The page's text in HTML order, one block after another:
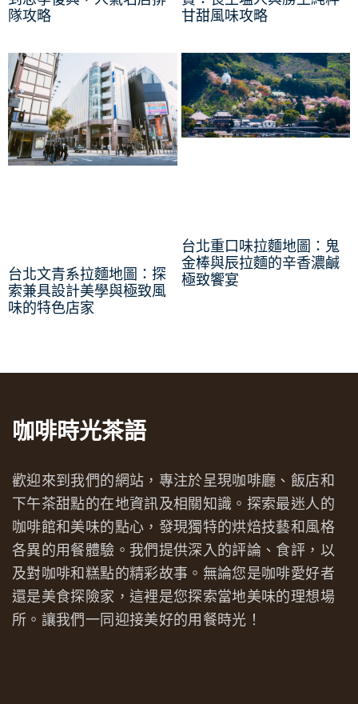
隊攻略
甘甜風味攻略
台北文青系拉麵地圖：探
索兼具設計美學與極致風
味的特色店家
台北重口味拉麵地圖：鬼
金棒與辰拉麵的辛香濃鹹
極致饗宴
咖啡時光茶語
歡迎來到我們的網站，專注於呈現咖啡廳、飯店和
下午茶甜點的在地資訊及相關知識。探索最迷人的
咖啡館和美味的點心，發現獨特的烘焙技藝和風格
各異的用餐體驗。我們提供深入的評論、食評，以
及對咖啡和糕點的精彩故事。無論您是咖啡愛好者
還是美食探險家，這裡是您探索當地美味的理想場
所。讓我們一同迎接美好的用餐時光！